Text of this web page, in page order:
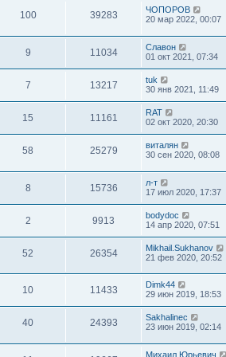
100 39283
ЧОПОРОВ
20 мар 2022, 00:07
9 11034
Славон
01 окт 2021, 07:34
7 13217
tuk
30 янв 2021, 11:49
15 11161
RAT
02 окт 2020, 20:30
58 25279
виталян
30 сен 2020, 08:08
8 15736
л-т
17 июл 2020, 17:37
2 9913
bodydoc
14 апр 2020, 07:51
52 26354
Mikhail.Sukhanov
21 фев 2020, 20:52
10 11433
Dimk44
29 июн 2019, 18:53
40 24393
Sakhalinec
23 июн 2019, 02:14
Михаил Юрьевич